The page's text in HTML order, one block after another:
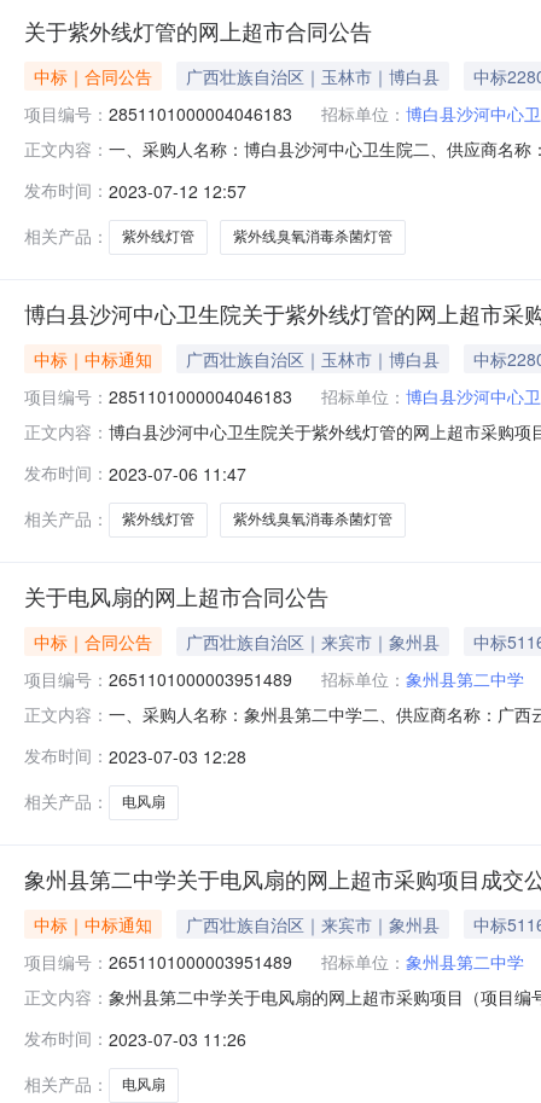
关于紫外线灯管的网上超市合同公告
中标｜合同公告 广西壮族自治区｜玉林市｜博白县
中标
项目编号： 2851101000004046183 招标单位： 博白县沙河中心
正文内容： 一、采购人名称：博白县沙河中心卫生院二、供应商名
消毒条60.00382280服务要求或标的基本概况：七、其
发布时间： 2023-07-12 12:57
相关产品：
紫外线灯管 紫外线臭氧消毒杀菌灯管
博白县沙河中心卫生院关于紫外线灯管的网上超市采
中标｜中标通知 广西壮族自治区｜玉林市｜博白县
中标
项目编号： 2851101000004046183 招标单位： 博白县沙河中心
正文内容： 博白县沙河中心卫生院关于紫外线灯管的网上超市采购
项目所在行政区划名称:广西壮族自治区玉林市博白县报
发布时间： 2023-07-06 11:47
相关产品：
紫外线灯管 紫外线臭氧消毒杀菌灯管
关于电风扇的网上超市合同公告
中标｜合同公告 广西壮族自治区｜来宾市｜象州县
中标
项目编号： 2651101000003951489 招标单位： 象州县第二中学
正文内容： 一、采购人名称：象州县第二中学二、供应商名称：广
英寸大电机（五叶）钻石牌/DIAMONDFB40IIF台
发布时间： 2023-07-03 12:28
相关产品：
电风扇
象州县第二中学关于电风扇的网上超市采购项目成交
中标｜中标通知 广西壮族自治区｜来宾市｜象州县
中标
项目编号： 2651101000003951489 招标单位： 象州县第二中学
正文内容： 象州县第二中学关于电风扇的网上超市采购项目（项目
治区来宾市象州县报价起止时间:-二、采购单位信息采购
发布时间： 2023-07-03 11:26
相关产品：
电风扇